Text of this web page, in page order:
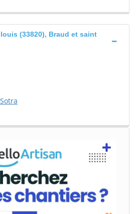
(33820), Braud et saint
Sotra